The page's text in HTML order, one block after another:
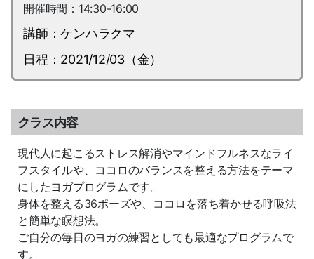
開催時間：14:30-16:00
講師：ケンハラクマ
日程：2021/12/03（金）
クラス内容
現代人に起こるストレス解消やマインドフルネスなライ
フスタイルや、ココロのバランスを整える方法をテーマ
にしたヨガプログラムです。
身体を整える36ポーズや、ココロを落ち着かせる呼吸法
と簡単な瞑想法。
ご自分の毎日のヨガの練習としても最適なプログラムで
す。